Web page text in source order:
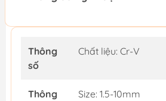
Thông
số
Chất liệu: Cr-V
Thông
Size: 1.5-10mm